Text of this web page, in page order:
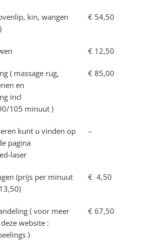
kin, wangen
€ 54,50
€ 12,50
( massage rug,
en
incl
105 minuut )
€ 85,00
kunt u vinden op
pagina
laser
–
(prijs per minuut
€ 4,50
( voor meer
website :
)
€ 67,50